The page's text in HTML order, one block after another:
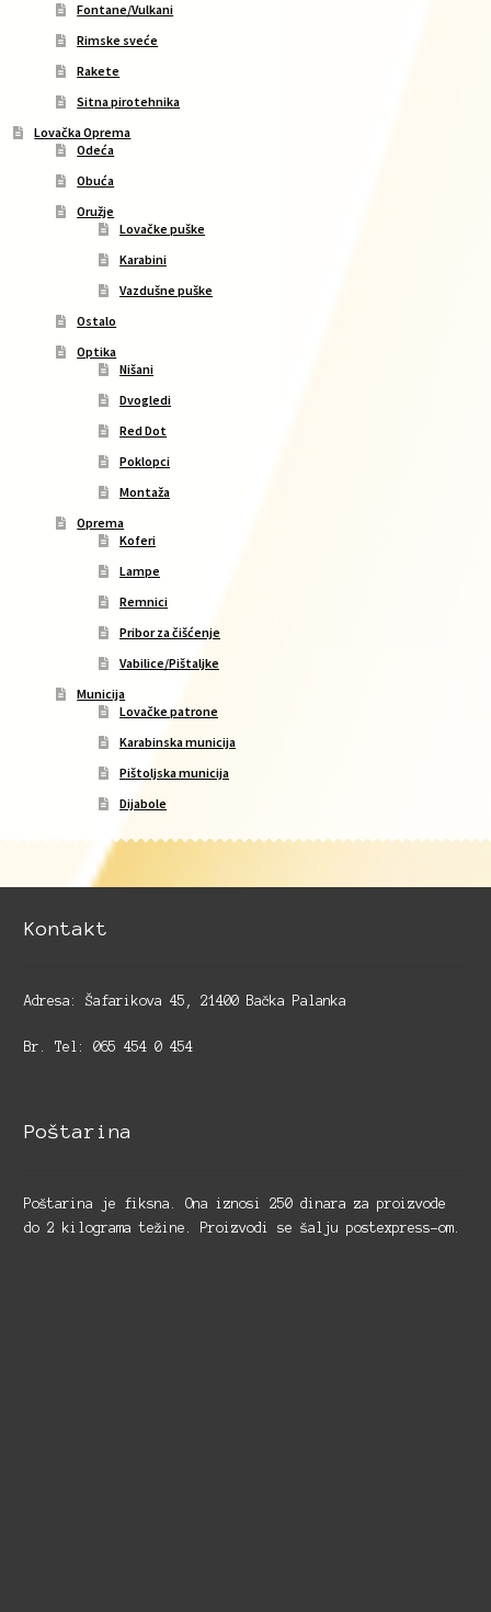
Fontane/Vulkani
Rimske sveće
Rakete
Sitna pirotehnika
Lovačka Oprema
Odeća
Obuća
Oružje
Lovačke puške
Karabini
Vazdušne puške
Ostalo
Optika
Nišani
Dvogledi
Red Dot
Poklopci
Montaža
Oprema
Koferi
Lampe
Remnici
Pribor za čišćenje
Vabilice/Pištaljke
Municija
Lovačke patrone
Karabinska municija
Pištoljska municija
Dijabole
Kontakt
Adresa: Šafarikova 45, 21400 Bačka Palanka
Br. Tel: 065 454 0 454
Poštarina
Poštarina je fiksna. Ona iznosi 250 dinara za proizvode
do 2 kilograma težine. Proizvodi se šalju postexpress-om.